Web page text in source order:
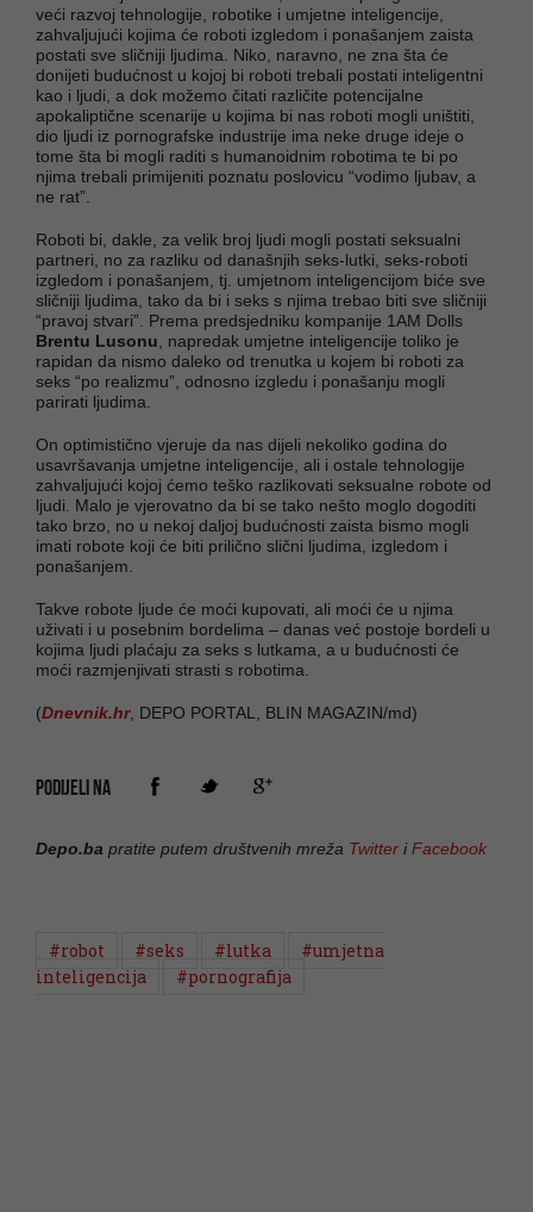
veći razvoj tehnologije, robotike i umjetne inteligencije,
zahvaljujući kojima će roboti izgledom i ponašanjem zaista
postati sve sličniji ljudima. Niko, naravno, ne zna šta će
donijeti budućnost u kojoj bi roboti trebali postati inteligentni
kao i ljudi, a dok možemo čitati različite potencijalne
apokaliptične scenarije u kojima bi nas roboti mogli uništiti,
dio ljudi iz pornografske industrije ima neke druge ideje o
tome šta bi mogli raditi s humanoidnim robotima te bi po
njima trebali primijeniti poznatu poslovicu “vodimo ljubav, a
ne rat”.
Roboti bi, dakle, za velik broj ljudi mogli postati seksualni
partneri, no za razliku od današnjih seks-lutki, seks-roboti
izgledom i ponašanjem, tj. umjetnom inteligencijom biće sve
sličniji ljudima, tako da bi i seks s njima trebao biti sve sličniji
“pravoj stvari”. Prema predsjedniku kompanije 1AM Dolls
Brentu Lusonu , napredak umjetne inteligencije toliko je
rapidan da nismo daleko od trenutka u kojem bi roboti za
seks “po realizmu”, odnosno izgledu i ponašanju mogli
parirati ljudima.
On optimistično vjeruje da nas dijeli nekoliko godina do
usavršavanja umjetne inteligencije, ali i ostale tehnologije
zahvaljujući kojoj ćemo teško razlikovati seksualne robote od
ljudi. Malo je vjerovatno da bi se tako nešto moglo dogoditi
tako brzo, no u nekoj daljoj budućnosti zaista bismo mogli
imati robote koji će biti prilično slični ljudima, izgledom i
ponašanjem.
Takve robote ljude će moći kupovati, ali moći će u njima
uživati i u posebnim bordelima – danas već postoje bordeli u
kojima ljudi plaćaju za seks s lutkama, a u budućnosti će
moći razmjenjivati strasti s robotima.
(Dnevnik.hr, DEPO PORTAL, BLIN MAGAZIN/md)
PODIJELI NA
Depo.ba pratite putem društvenih mreža Twitter iFacebook
#robot #seks #lutka
#umjetna
inteligencija
#pornografija